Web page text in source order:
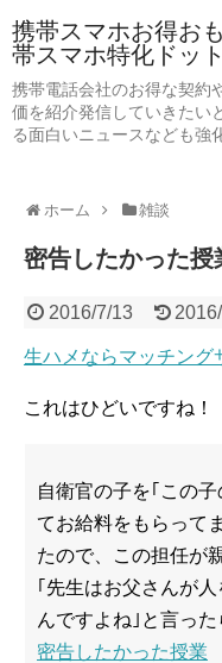
携帯スマホお得お
帯スマホ特化ドッ
携帯電話会社のお得な契約
価を紹介発信していきたい
る面白いニュースなども強
ホーム 雑談
密告したかった
2016/7/13
生ハメならマッチング
これはひどいですね！
自衛官の子を｢この
てお給料をもらって
たので、この担任が
｢先生はお父さんが
んですよね｣と言っ
密告したかった授業